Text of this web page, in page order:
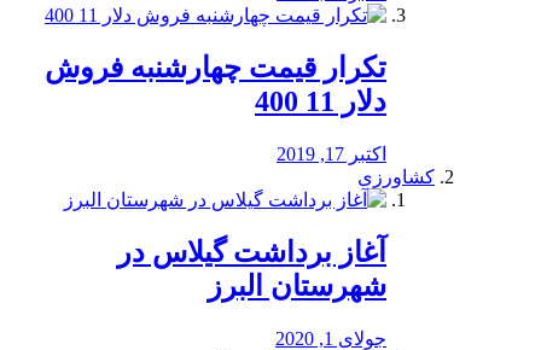
تکرار قیمت چهارشنبه فروش
دلار 11 400
اکتبر 17, 2019
کشاورزی
آغاز برداشت گیلاس در
شهرستان البرز
جولای 1, 2020